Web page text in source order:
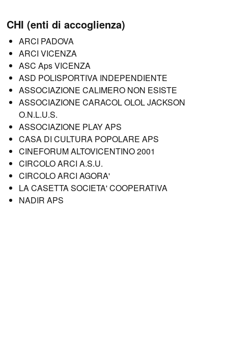
CHI (enti di accoglienza)
ARCI PADOVA
ARCI VICENZA
ASC Aps VICENZA
ASD POLISPORTIVA INDEPENDIENTE
ASSOCIAZIONE CALIMERO NON ESISTE
ASSOCIAZIONE CARACOL OLOL JACKSON
O.N.L.U.S.
ASSOCIAZIONE PLAY APS
CASA DI CULTURA POPOLARE APS
CINEFORUM ALTOVICENTINO 2001
CIRCOLO ARCI A.S.U.
CIRCOLO ARCI AGORA'
LA CASETTA SOCIETA' COOPERATIVA
NADIR APS